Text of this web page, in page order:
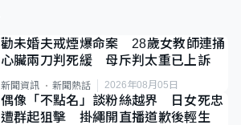
勸未婚夫戒煙爆命案 28歲女教師連捅
心臟兩刀判死緩 母斥判太重已上訴
新聞資訊 新聞熱話 2026年08月05日
偶像「不點名」談粉絲越界 日女死忠
遭群起狙擊 掛繩開直播道歉後輕生